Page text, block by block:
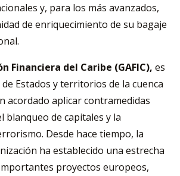
y, para los más avanzados,
de enriquecimiento de su bagaje
Financiera del Caribe (GAFIC), es
Estados y territorios de la cuenca
acordado aplicar contramedidas
blanqueo de capitales y la
Desde hace tiempo, la
ha establecido una estrecha
proyectos europeos,